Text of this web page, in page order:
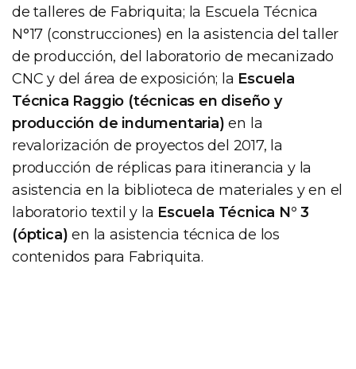
de talleres de Fabriquita; la Escuela Técnica
N°17 (construcciones) en la asistencia del taller
de producción, del laboratorio de mecanizado
CNC y del área de exposición; la Escuela
Técnica Raggio (técnicas en diseño y
producción de indumentaria) en la
revalorización de proyectos del 2017, la
producción de réplicas para itinerancia y la
asistencia en la biblioteca de materiales y en el
laboratorio textil y la Escuela Técnica N° 3
(óptica) en la asistencia técnica de los
contenidos para Fabriquita.